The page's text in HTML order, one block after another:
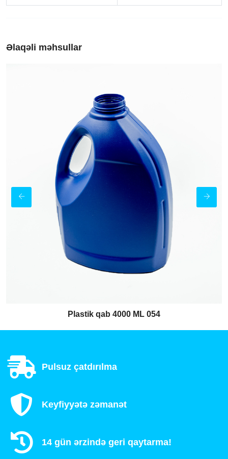
Əlaqəli məhsullar
Plastik qab 4000 ML 054
Pulsuz çatdırılma
Keyfiyyətə zəmanət
14 gün ərzində geri qaytarma!